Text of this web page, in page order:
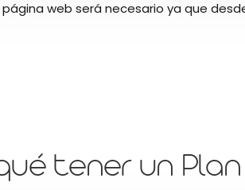
web será necesario ya que
tener un